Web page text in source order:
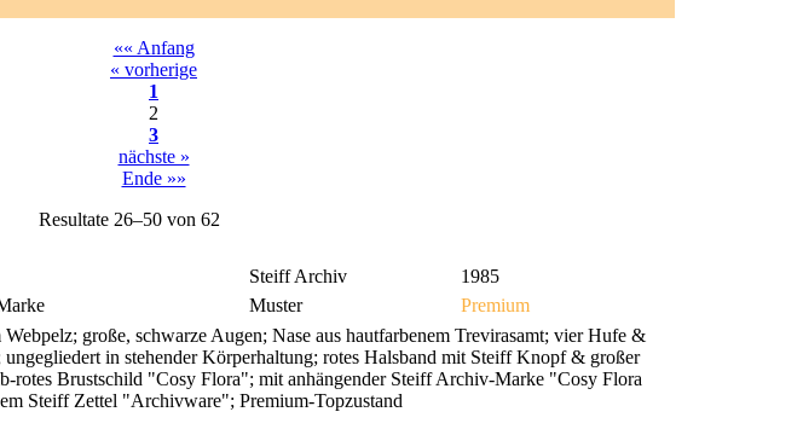
«« Anfang
« vorherige
1
2
3
nächste »
Ende »»
Resultate 26–50 von 62
Steiff Archiv
1985
Muster
Premium
große, schwarze Augen; Nase aus hautfarbenem Trevirasamt; vier Hufe &
ungegliedert in stehender Körperhaltung; rotes Halsband mit Steiff Knopf & großer
rotes Brustschild "Cosy Flora"; mit anhängender Steiff Archiv-Marke "Cosy Flora
Steiff Zettel "Archivware"; Premium-Topzustand